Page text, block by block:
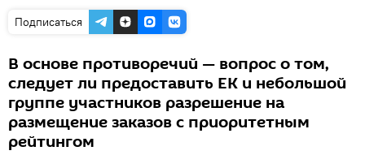
Подписаться
В основе противоречий — вопрос о том,
следует ли предоставить ЕК и небольшой
группе участников разрешение на
размещение заказов с приоритетным
рейтингом